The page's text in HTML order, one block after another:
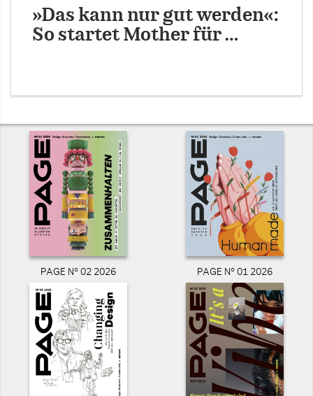
»Das kann nur gut werden«:
So startet Mother für …
PAGE N° 02 2026 PAGE N° 01 2026